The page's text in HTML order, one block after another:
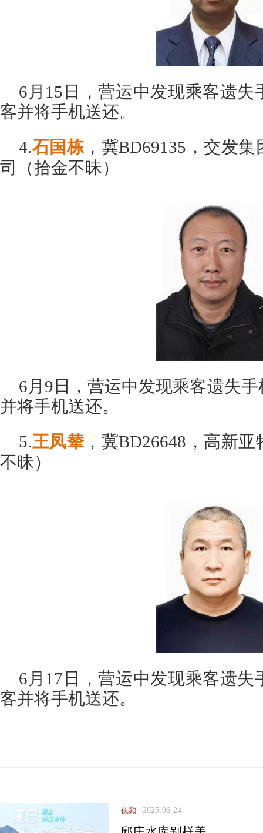
6月15日，营运中发现乘客遗
客并将手机送还。
4.石国栋 ，冀BD69135，交发
司（拾金不昧）
6月9日，营运中发现乘客遗失
并将手机送还。
5.王凤辇，冀BD26648，高新
不昧）
6月17日，营运中发现乘客遗
客并将手机送还。
视频 2025-06-24